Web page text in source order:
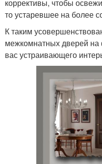
коррективы, чтобы
то устаревшее на более
К таким
межкомнатных дверей
вас устраивающего